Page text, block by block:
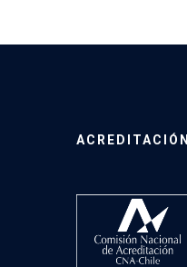
ACREDITACIÓN